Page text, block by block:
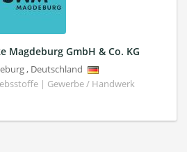
Magdeburg GmbH & Co. KG
, Deutschland
| Gewerbe / Handwerk